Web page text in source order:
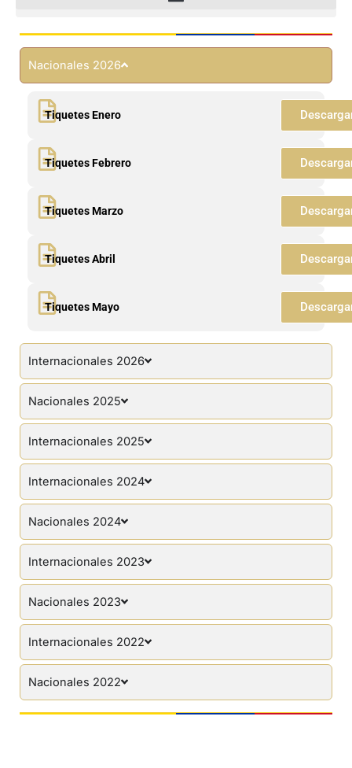
Nacionales 2026
Tiquetes Enero
Tiquetes Febrero
Tiquetes Marzo
Tiquetes Abril
Tiquetes Mayo
Internacionales 2026
Nacionales 2025
Internacionales 2025
Internacionales 2024
Nacionales 2024
Internacionales 2023
Nacionales 2023
Internacionales 2022
Nacionales 2022